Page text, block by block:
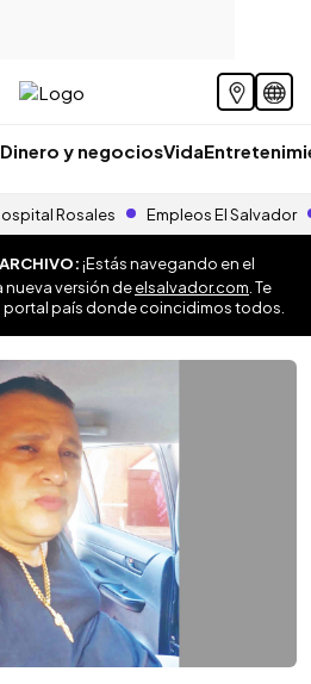
Dinero y negociosVida
Rosales Empleos El Salvador
¡Estás navegando en el
nueva versión deelsalvador.com . Te
portal país donde coincidimos todos.